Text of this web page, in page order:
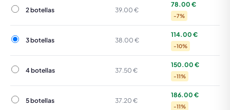
2 botellas2 botellas 39.00 €
78.00 €
-7%
3 botellas3 botellas 38.00 €
114.00 €
-10%
4 botellas4 botellas 37.50 €
150.00 €
-11%
5 botellas5 botellas 37.20 €
186.00 €
-11%